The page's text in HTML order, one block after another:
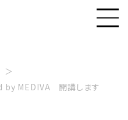
by MEDIVA 開講します